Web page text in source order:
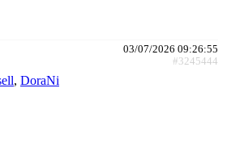
03/07/2026 09:26:55
#3245444
, DoraNi